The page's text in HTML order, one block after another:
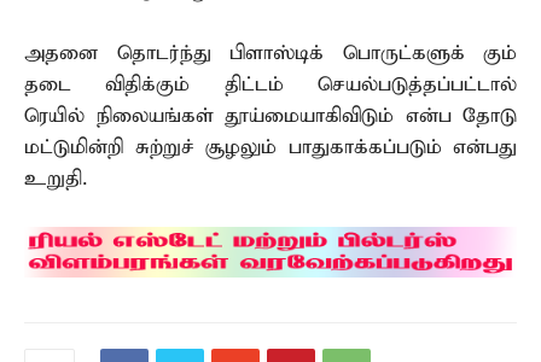
அதனை தொடர்ந்து பிளாஸ்டிக் பொருட்களுக் கும்
தடை விதிக்கும் திட்டம் செயல்படுத்தப்பட்டால்
ரெயில் நிலையங்கள் தூய்மையாகிவிடும் என்ப தோடு
மட்டுமின்றி சுற்றுச் சூழலும் பாதுகாக்கப்படும் என்பது
உறுதி.